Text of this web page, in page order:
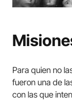
Para quien no
fueron una de
con las que